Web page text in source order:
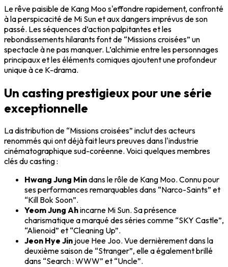
Le rêve paisible de Kang Moo s'effondre rapidement, confronté
à la perspicacité de Mi Sun et aux dangers imprévus de son
passé. Les séquences d’action palpitantes et les
rebondissements hilarants font de “Missions croisées” un
spectacle à ne pas manquer. L’alchimie entre les personnages
principaux et les éléments comiques ajoutent une profondeur
unique à ce K-drama.
Un casting prestigieux pour une série
exceptionnelle
La distribution de “Missions croisées” inclut des acteurs
renommés qui ont déjà fait leurs preuves dans l'industrie
cinématographique sud-coréenne. Voici quelques membres
clés du casting :
Hwang Jung Mindans le rôle de Kang Moo. Connu pour
ses performances remarquables dans “Narco-Saints” et
“Kill Bok Soon”.
Yeom Jung Ahincarne Mi Sun. Sa présence
charismatique a marqué des séries comme “SKY Castle”,
“Alienoid” et “Cleaning Up”.
Jeon Hye Jin joue Hee Joo. Vue dernièrement dans la
deuxième saison de “Stranger”, elle a également brillé
dans “Search : WWW” et “Uncle”.